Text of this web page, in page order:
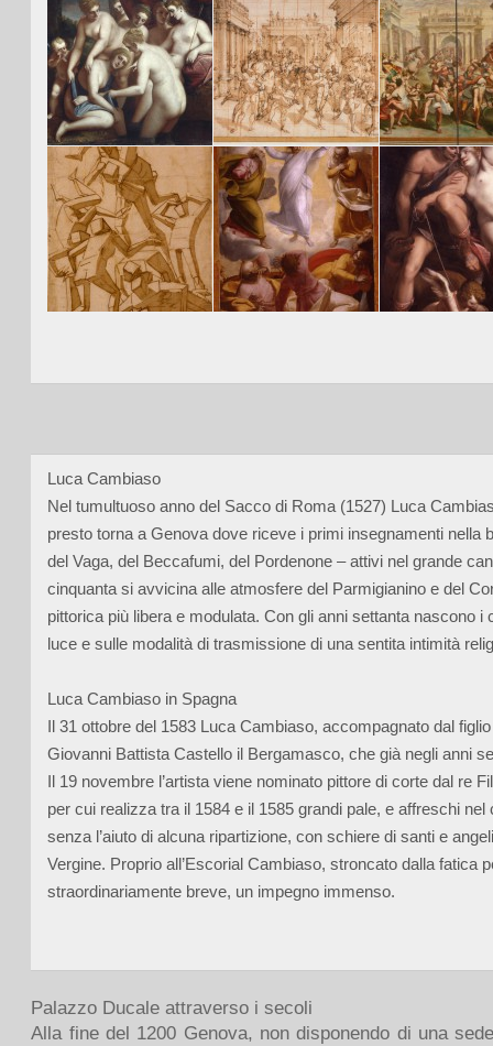
Luca Cambiaso
Nel tumultuoso anno del Sacco di Roma (1527) Luca
presto torna a Genova dove riceve i primi insegnamenti
del Vaga, del Beccafumi, del Pordenone – attivi nel grande
cinquanta si avvicina alle atmosfere del Parmigianino e del
pittorica più libera e modulata. Con gli anni settanta nascono
luce e sulle modalità di trasmissione di una sentita intimità
Luca Cambiaso in Spagna
Il 31 ottobre del 1583 Luca Cambiaso, accompagnato dal
Giovanni Battista Castello il Bergamasco, che già negli anni
Il 19 novembre l’artista viene nominato pittore di corte dal re
per cui realizza tra il 1584 e il 1585 grandi pale, e affreschi
senza l’aiuto di alcuna ripartizione, con schiere di santi e
Vergine. Proprio all’Escorial Cambiaso, stroncato dalla fatica
straordinariamente breve, un impegno immenso.
Palazzo Ducale attraverso i secoli
Alla fine del 1200 Genova, non disponendo di una